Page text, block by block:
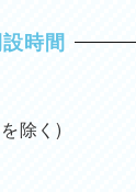
時間
除く)